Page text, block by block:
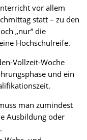
vor allem
statt – zu den
„nur“ die
Hochschulreife.
Vollzeit-Woche
und ein
man zumindest
Ausbildung oder